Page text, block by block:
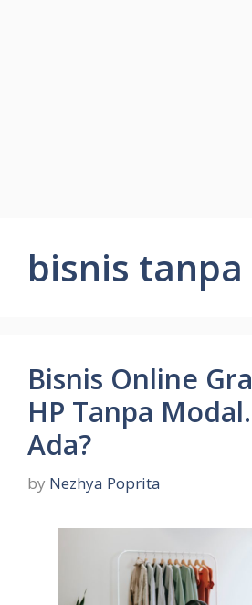
bisnis
Bisnis Online
HP Tanpa
Ada?
by Nezhya Poprita